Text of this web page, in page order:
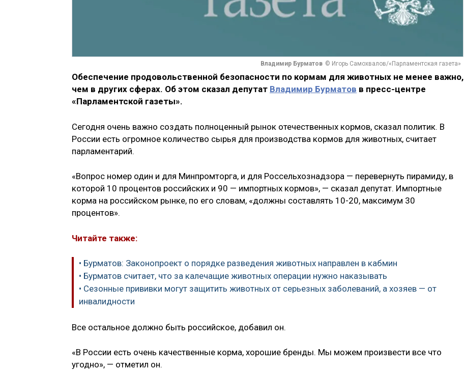
Владимир Бурматов © Игорь Самохвалов/«Парламентская газета»
Обеспечение продовольственной безопасности по кормам для животных не менее важно,
чем в других сферах. Об этом сказал депутат Владимир Бурматов в пресс-центре
«Парламентской газеты».
Сегодня очень важно создать полноценный рынок отечественных кормов, сказал политик. В
России есть огромное количество сырья для производства кормов для животных, считает
парламентарий.
«Вопрос номер один и для Минпромторга, и для Россельхознадзора — перевернуть пирамиду, в
которой 10 процентов российских и 90 — импортных кормов», — сказал депутат. Импортные
корма на российском рынке, по его словам, «должны составлять 10-20, максимум 30
процентов».
Читайте также:
• Бурматов: Законопроект о порядке разведения животных направлен в кабмин
• Бурматов считает, что за калечащие животных операции нужно наказывать
• Сезонные прививки могут защитить животных от серьезных заболеваний, а хозяев — от
инвалидности
Все остальное должно быть российское, добавил он.
«В России есть очень качественные корма, хорошие бренды. Мы можем произвести все что
угодно», — отметил он.